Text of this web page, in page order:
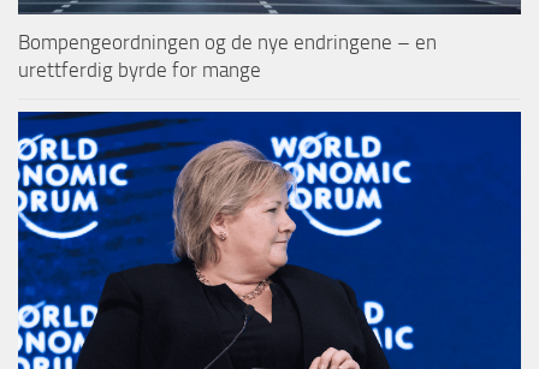
Bompengeordningen og de nye endringene – en
urettferdig byrde for mange